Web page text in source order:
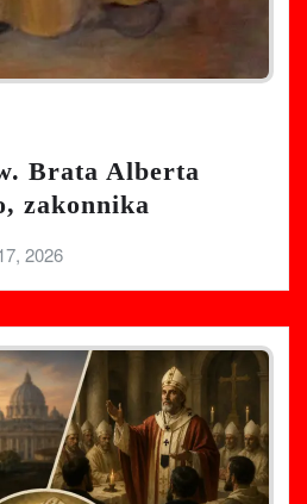
Brata Alberta
zakonnika
2026